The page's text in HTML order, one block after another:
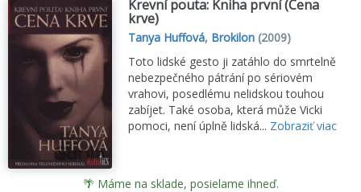
Krevní pouta: Kniha první (Cena
krve)
Tanya Huffová, Brokilon (2009)
Toto lidské gesto ji zatáhlo do smrtelně
nebezpečného pátrání po sériovém
vrahovi, posedlému nelidskou touhou
zabíjet. Také osoba, která může Vicki
pomoci, není úplně lidská... Zobraziť viac
🌴 Máme na sklade, posielame ihneď.